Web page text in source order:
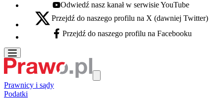
Youtube - otwiera się w nowej karcie
Odwiedź nasz kanał w serwisie YouTube
X - otwiera się w nowej karcie
Przejdź do naszego profilu na X (dawniej Twitter)
Facebook - otwiera się w nowej karcie
Przejdź do naszego profilu na Facebooku
Prawnicy i sądy
Podatki